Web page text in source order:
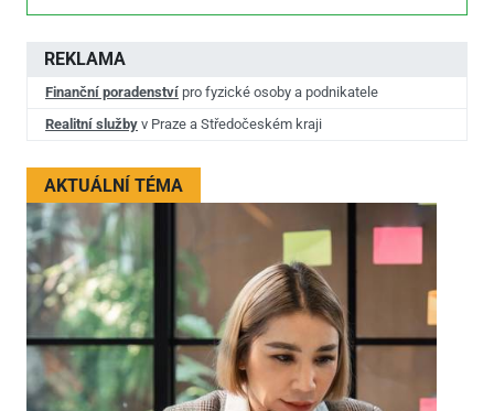
REKLAMA
Finanční poradenství pro fyzické osoby a podnikatele
Realitní služby v Praze a Středočeském kraji
AKTUÁLNÍ TÉMA